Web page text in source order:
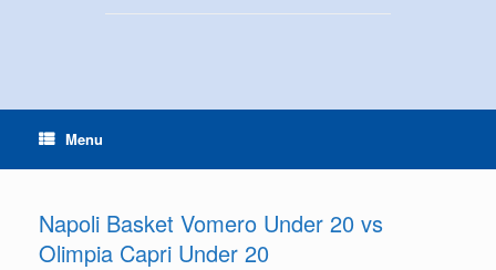
Menu
Napoli Basket Vomero Under 20 vs
Olimpia Capri Under 20